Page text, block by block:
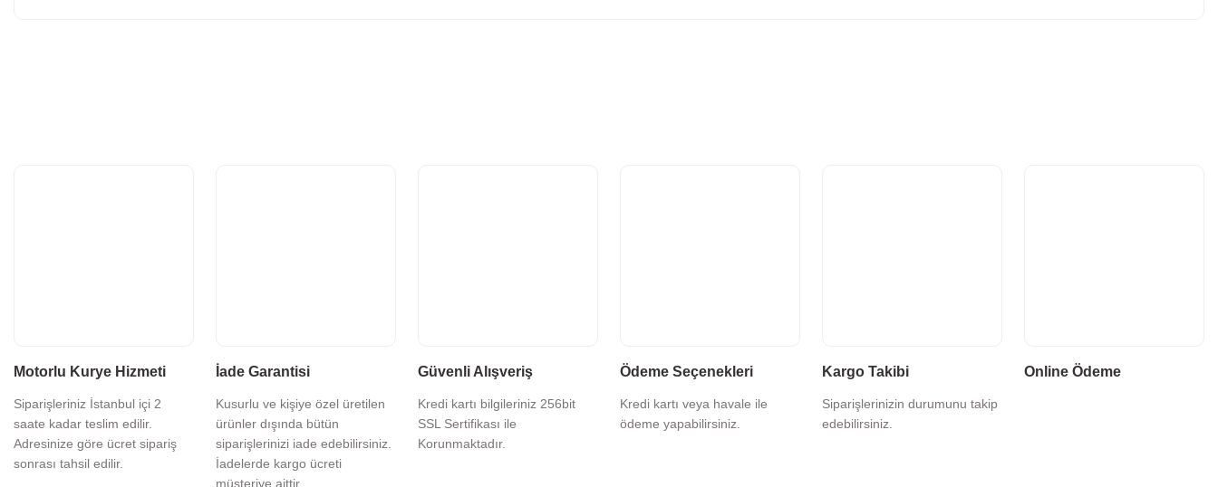
Motorlu Kurye Hizmeti
Siparişleriniz İstanbul içi 2
saate kadar teslim edilir.
Adresinize göre ücret sipariş
sonrası tahsil edilir.
İade Garantisi
Kusurlu ve kişiye özel üretilen
ürünler dışında bütün
siparişlerinizi iade edebilirsiniz.
İadelerde kargo ücreti
müşteriye aittir.
Güvenli Alışveriş
Kredi kartı bilgileriniz 256bit
SSL Sertifikası ile
Korunmaktadır.
Ödeme Seçenekleri
Kredi kartı veya havale ile
ödeme yapabilirsiniz.
Kargo Takibi
Siparişlerinizin durumunu takip
edebilirsiniz.
Online Ödeme